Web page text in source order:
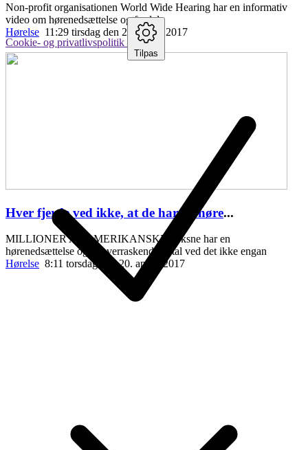
Non-profit organisationen World Wide Hearing har en informativ
video om hørenedsættelse og fordele
Hørelse 11:29 tirsdag den 25. april , 2017
Hver fjerde ved ikke, at de har en høre...
MILLIONER AF AMERIKANSKE voksne har en
hørenedsættelse og et overraskende antal ved det ikke engan
Hørelse 8:11 torsdag den 20. april , 2017
Cookie- og privatlivspolitik
Tilpas